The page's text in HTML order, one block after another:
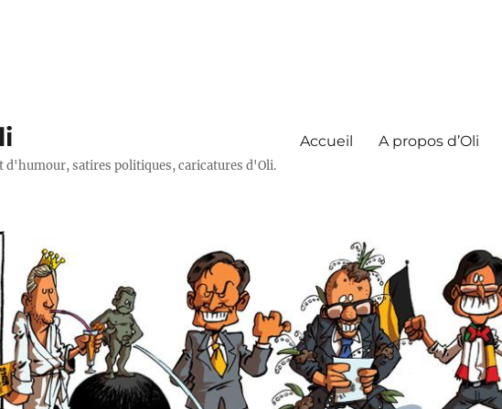
d'humour, satires politiques, caricatures d'Oli.
Accueil A propos d’Oli